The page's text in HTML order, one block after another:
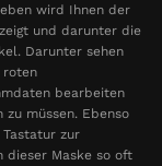
wird Ihnen der
und darunter die
Darunter sehen
roten
bearbeiten
müssen. Ebenso
zur
dieser Maske so oft